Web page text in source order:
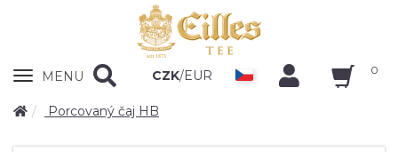
Zobrazit
MENU CZK/EUR 0
Porcovaný čaj HB